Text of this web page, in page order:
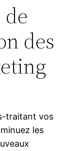
des
traitant vos
les